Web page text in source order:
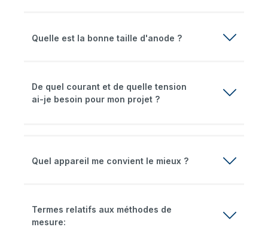
Quelle est la bonne taille d'anode ?
De quel courant et de quelle tension
ai-je besoin pour mon projet ?
Quel appareil me convient le mieux ?
Termes relatifs aux méthodes de
mesure: